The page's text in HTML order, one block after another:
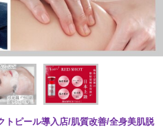
トピール導入店/肌質改善/全身美肌脱